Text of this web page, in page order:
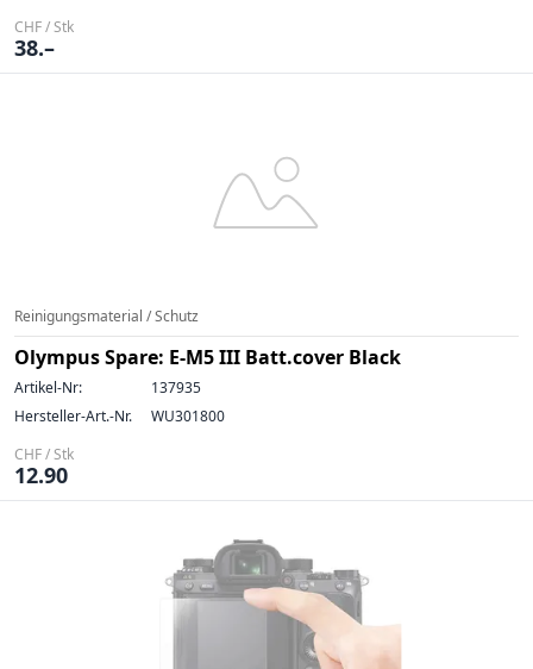
CHF / Stk
38.–
Reinigungsmaterial / Schutz
Olympus Spare: E-M5 III Batt.cover Black
Artikel-Nr:
137935
Hersteller-Art.-Nr.
WU301800
CHF / Stk
12.90